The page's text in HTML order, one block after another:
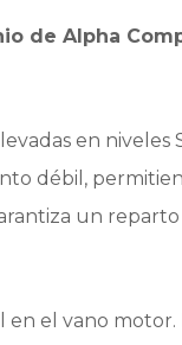
de Alpha
en niveles
débil,
un
en el vano